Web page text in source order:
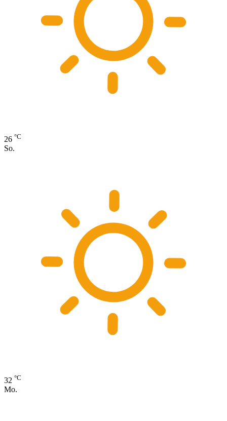
26 °C
So.
32 °C
Mo.